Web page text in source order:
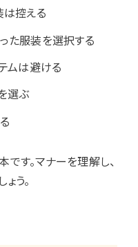
は控える
た服装を選択する
ムは避ける
選ぶ
す。マナーを理解し、
う。